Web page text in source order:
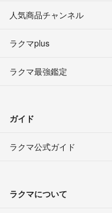
人気商品チャンネル
ラクマplus
ラクマ最強鑑定
ガイド
ラクマ公式ガイド
ラクマについて